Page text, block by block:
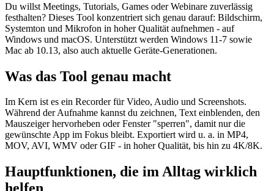
Du willst Meetings, Tutorials, Games oder Webinare zuverlässig
festhalten? Dieses Tool konzentriert sich genau darauf: Bildschirm,
Systemton und Mikrofon in hoher Qualität aufnehmen - auf
Windows und macOS. Unterstützt werden Windows 11-7 sowie
Mac ab 10.13, also auch aktuelle Geräte-Generationen.
Was das Tool genau macht
Im Kern ist es ein Recorder für Video, Audio und Screenshots.
Während der Aufnahme kannst du zeichnen, Text einblenden, den
Mauszeiger hervorheben oder Fenster "sperren", damit nur die
gewünschte App im Fokus bleibt. Exportiert wird u. a. in MP4,
MOV, AVI, WMV oder GIF - in hoher Qualität, bis hin zu 4K/8K.
Hauptfunktionen, die im Alltag wirklich